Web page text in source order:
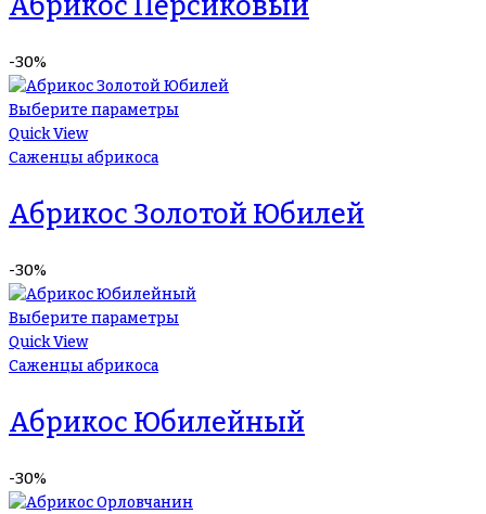
-30%
Выберите параметры
Quick View
Саженцы абрикоса
Абрикос Золотой Юбилей
-30%
Выберите параметры
Quick View
Саженцы абрикоса
Абрикос Юбилейный
-30%